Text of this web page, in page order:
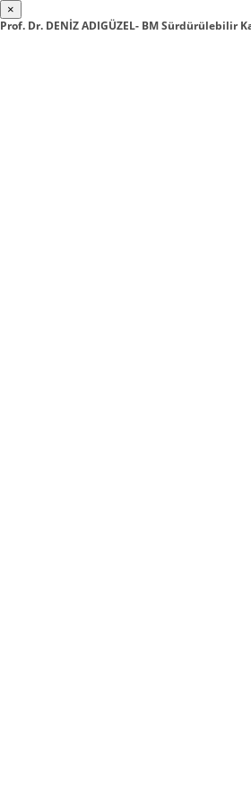
×
Prof. Dr. DENİZ ADIGÜZEL- BM Sürdürülebilir